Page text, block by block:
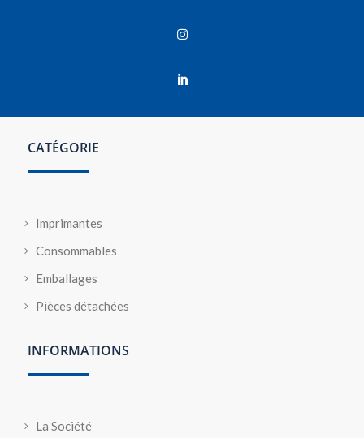


CATÉGORIE
Imprimantes
Consommables
Emballages
Pièces détachées
INFORMATIONS
La Société